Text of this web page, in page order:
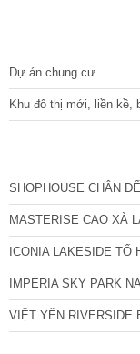
Dự án chung cư
Khu đô thị mới, liền kề,
SHOPHOUSE CHÂN
MASTERISE CAO XÀ
ICONIA LAKESIDE TỐ
IMPERIA SKY PARK
VIỆT YÊN RIVERSIDE